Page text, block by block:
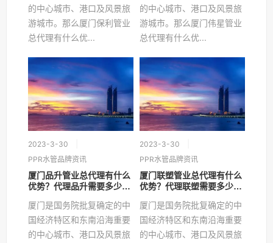
的中心城市、港口及风景旅
游城市。那么厦门保利管业
总代理有什么优...
的中心城市、港口及风景旅
游城市。那么厦门伟星管业
总代理有什么优...
2023-3-30
PPR水管品牌资讯
厦门品升管业总代理有什么
优势？代理品升需要多少
厦门是国务院批复确定的中
国经济特区和东南沿海重要
的中心城市、港口及风景旅
2023-3-30
PPR水管品牌资讯
厦门联塑管业总代理有什么
优势？代理联塑需要多少
厦门是国务院批复确定的中
国经济特区和东南沿海重要
的中心城市、港口及风景旅